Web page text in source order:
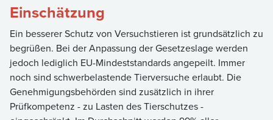
Einschätzung
Ein besserer Schutz von Versuchstieren ist grundsätzlich zu
begrüßen. Bei der Anpassung der Gesetzeslage werden
jedoch lediglich EU-Mindeststandards angepeilt. Immer
noch sind schwerbelastende Tierversuche erlaubt. Die
Genehmigungsbehörden sind zusätzlich in ihrer
Prüfkompetenz - zu Lasten des Tierschutzes -